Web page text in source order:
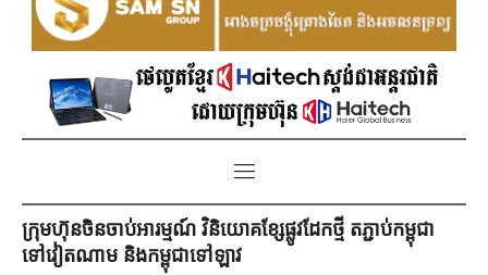
ក្រុមហ៊ុនចិនចាប់អារម្មណ៍ វិនិយោគខ្សែផ្លូវដែកថ្មី តភ្ជាប់កម្ពុជា
ទៅវៀតណាម និងកម្ពុជាទៅឡាវ